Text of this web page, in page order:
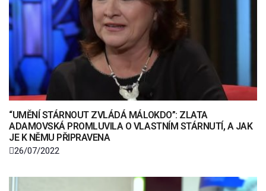
“UMĚNÍ STÁRNOUT ZVLÁDÁ MÁLOKDO”: ZLATA
ADAMOVSKÁ PROMLUVILA O VLASTNÍM STÁRNUTÍ, A JAK
JE K NĚMU PŘIPRAVENA
26/07/2022